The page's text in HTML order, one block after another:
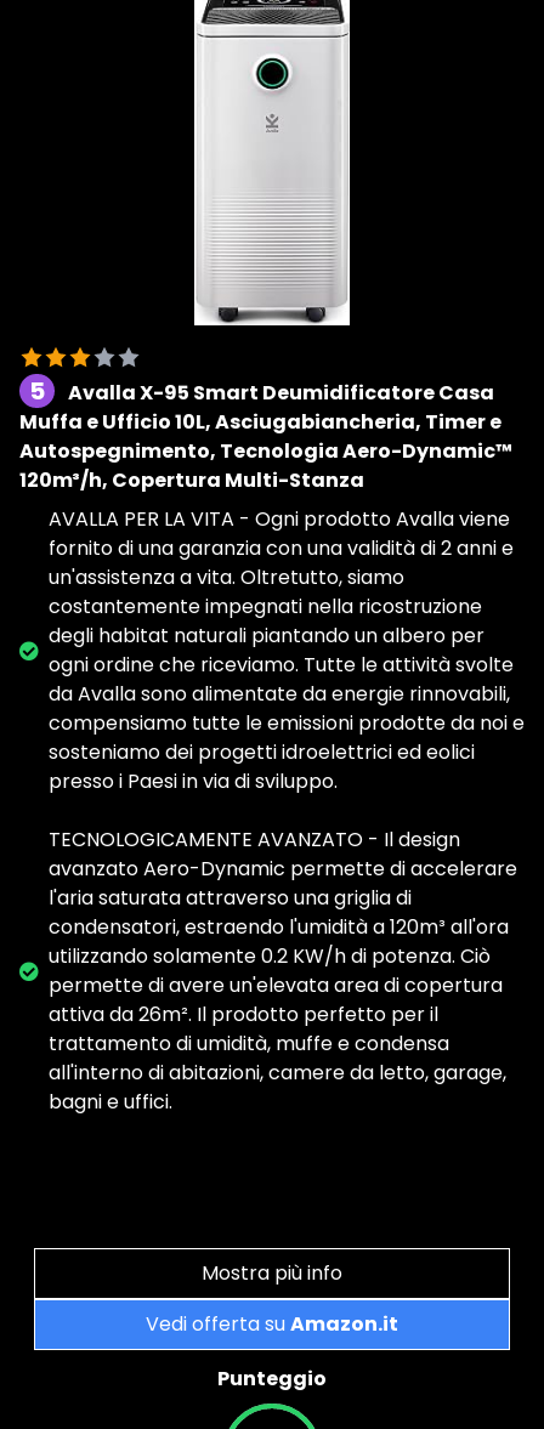
5
Avalla X-95 Smart Deumidificatore Casa
Muffa e Ufficio 10L, Asciugabiancheria, Timer e
Autospegnimento, Tecnologia Aero-Dynamic™
120m³/h, Copertura Multi-Stanza
AVALLA PER LA VITA - Ogni prodotto Avalla viene
fornito di una garanzia con una validità di 2 anni e
un'assistenza a vita. Oltretutto, siamo
costantemente impegnati nella ricostruzione
degli habitat naturali piantando un albero per
ogni ordine che riceviamo. Tutte le attività svolte
da Avalla sono alimentate da energie rinnovabili,
compensiamo tutte le emissioni prodotte da noi e
sosteniamo dei progetti idroelettrici ed eolici
presso i Paesi in via di sviluppo.
TECNOLOGICAMENTE AVANZATO - Il design
avanzato Aero-Dynamic permette di accelerare
l'aria saturata attraverso una griglia di
condensatori, estraendo l'umidità a 120m³ all'ora
utilizzando solamente 0.2 KW/h di potenza. Ciò
permette di avere un'elevata area di copertura
attiva da 26m². Il prodotto perfetto per il
trattamento di umidità, muffe e condensa
all'interno di abitazioni, camere da letto, garage,
bagni e uffici.
Mostra più info
Vedi offerta suAmazon.it
Punteggio